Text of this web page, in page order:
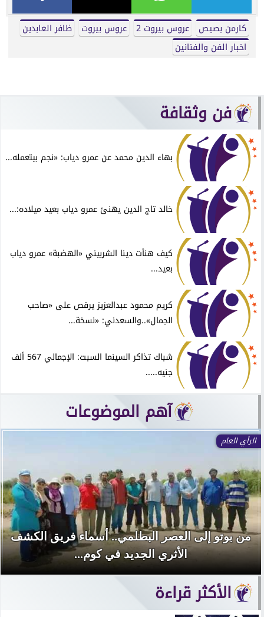
كارمن بصيص عروس بيروت 2 عروس بيروت
ظافر العابدين
اخبار الفن والفنانين
فن وثقافة
بهاء الدين محمد عن عمرو دياب: «نجم بيتعمله...
خالد تاج الدين يهنئ عمرو دياب بعيد ميلاده:...
كيف هنأت دينا الشربيني «الهضبة» عمرو دياب
بعيد...
كريم محمود عبدالعزيز يرقص على «صاحب
الجمال»..والسعدني: «نسخة...
شباك تذاكر السينما السبت: الإجمالي 567 ألف
جنيه.....
آهم الموضوعات
الرأي العام
من بوتو إلى العصر البطلمي.. أسماء فريق الكشف
الأثري الجديد في كوم...
الأكثر قراءة